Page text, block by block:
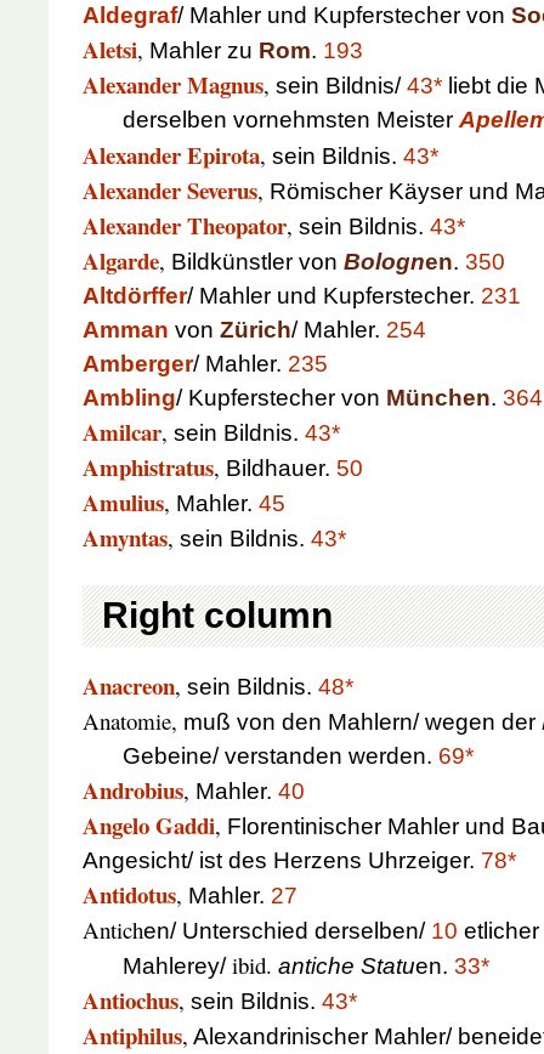
Aldegraf/ Mahler und Kupferstecher von
Aletsi, Mahler zu Rom. 193
Alexander Magnus, sein Bildnis/43* liebt die
derselben vornehmsten Meister
Alexander Epirota, sein Bildnis. 43*
Alexander Severus, Römischer Käyser und
Alexander Theopator, sein Bildnis. 43*
Algarde, Bildkünstler von Bolognen. 350
Altdörffer/ Mahler und Kupferstecher. 231
Amman von Zürich/ Mahler. 254
Amberger/ Mahler. 235
Ambling/ Kupferstecher von München. 364
Amilcar, sein Bildnis. 43*
Amphistratus, Bildhauer. 50
Amulius, Mahler. 45
Amyntas, sein Bildnis. 43*
Right column
Anacreon, sein Bildnis. 48*
Anatomie, muß von den Mahlern/ wegen der
Gebeine/ verstanden werden. 69*
Androbius, Mahler. 40
Angelo Gaddi, Florentinischer Mahler und
Angesicht/ ist des Herzens Uhrzeiger. 78*
Antidotus, Mahler. 27
Antichen/ Unterschied derselben/ 10
Mahlerey/ibid. antiche Statuen. 33*
Antiochus, sein Bildnis. 43*
Antiphilus, Alexandrinischer Mahler/